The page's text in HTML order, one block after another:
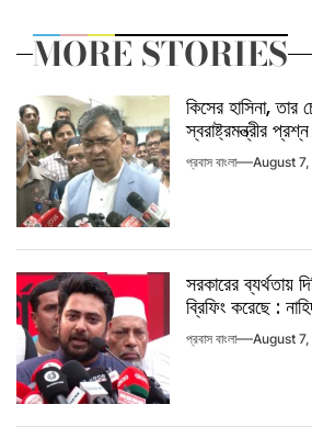
MORE STORIES
কিসের হাসিনা, তার
স্বরাষ্ট্রমন্ত্রীর প্রশ্ন
প্রবাস বাংলা August
সরকারের ব্যর্থতায়
ব্রিফিং করেছে :
প্রবাস বাংলা August